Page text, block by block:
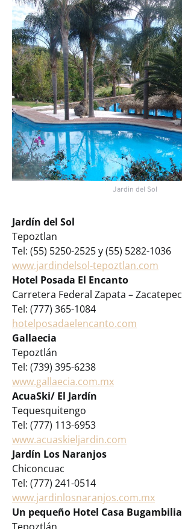
Jardin del Sol
Jardín del Sol
Tepoztlan
Tel: (55) 5250-2525 y (55) 5282-1036
www.jardindelsol-tepoztlan.com
Hotel Posada El Encanto
Carretera Federal Zapata – Zacatepec
Tel: (777) 365-1084
hotelposadaelencanto.com
Gallaecia
Tepoztlán
Tel: (739) 395-6238
www.gallaecia.com.mx
AcuaSki/ El Jardín
Tequesquitengo
Tel: (777) 113-6953
www.acuaskieljardin.com
Jardín Los Naranjos
Chiconcuac
Tel: (777) 241-0514
www.jardinlosnaranjos.com.mx
Un pequeño Hotel Casa Bugambilia